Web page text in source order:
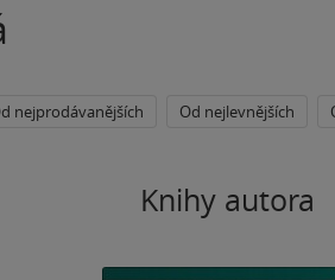
nejprodávanějších Od nejlevnějších
Knihy autora